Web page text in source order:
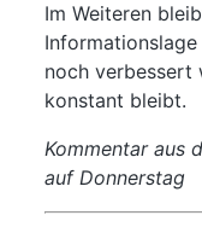
Im Weiteren
noch verbessert
konstant bleibt.
Kommentar aus
auf Donnerstag